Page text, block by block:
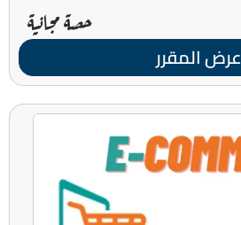
حصة مجانية
عرض المقرر